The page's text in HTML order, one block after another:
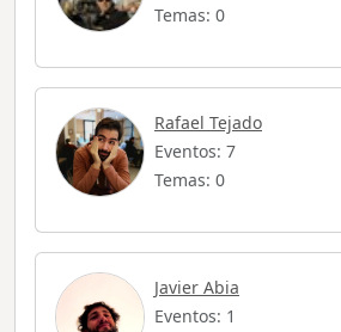
Temas: 0
Rafael Tejado
Eventos: 7
Temas: 0
Javier Abia
Eventos: 1